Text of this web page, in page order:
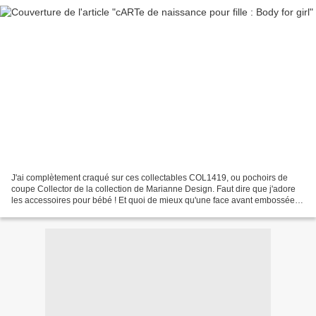
J'ai complètement craqué sur ces collectables COL1419, ou pochoirs de
coupe Collector de la collection de Marianne Design. Faut dire que j'adore
les accessoires pour bébé ! Et quoi de mieux qu'une face avant embossée à